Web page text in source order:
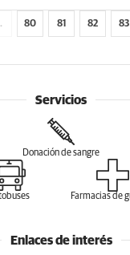
80 81 82 83
Servicios
Donación de sangre
Farmacias de
Enlaces de interés